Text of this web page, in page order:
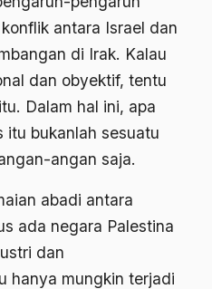
antara Israel dan
di Irak. Kalau
dan obyektif, tentu
Dalam hal ini, apa
itu bukanlah sesuatu
angan saja.
abadi antara
ada negara Palestina
dan
hanya mungkin terjadi